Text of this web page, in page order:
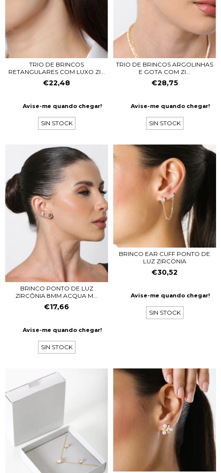
TRIO DE BRINCOS
RETANGULARES COM LUXO ZI...
€22,48
Avise-me quando chegar!
SIN STOCK
TRIO DE BRINCOS ARGOLINHAS
E GOTA COM ZI...
€28,75
Avise-me quando chegar!
SIN STOCK
BRINCO PONTO DE LUZ
ZIRCÔNIA 8MM ACQUA M...
€17,66
Avise-me quando chegar!
SIN STOCK
BRINCO EAR CUFF PONTO DE
LUZ ZIRCONIA
€30,52
Avise-me quando chegar!
SIN STOCK